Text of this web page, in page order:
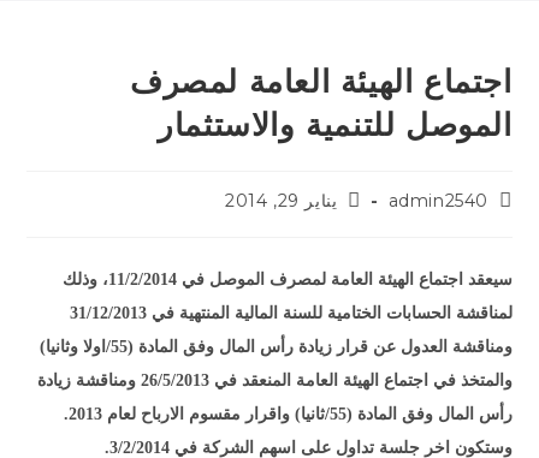
اجتماع الهيئة العامة لمصرف
الموصل للتنمية والاستثمار
admin2540 يناير 29, 2014
سيعقد اجتماع الهيئة العامة لمصرف الموصل في 11/2/2014، وذلك
لمناقشة الحسابات الختامية للسنة المالية المنتهية في 31/12/2013
ومناقشة العدول عن قرار زيادة رأس المال وفق المادة (55/اولا وثانيا)
والمتخذ في اجتماع الهيئة العامة المنعقد في 26/5/2013 ومناقشة زيادة
رأس المال وفق المادة (55/ثانيا) واقرار مقسوم الارباح لعام 2013.
وستكون اخر جلسة تداول على اسهم الشركة في 3/2/2014.